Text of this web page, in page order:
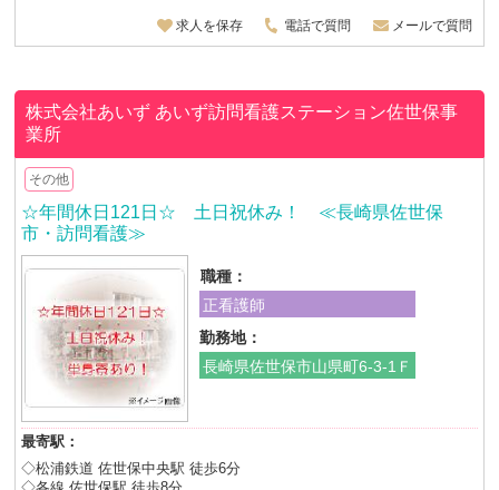
求人を保存 電話で質問 メールで質問
株式会社あいず あいず訪問看護ステーション佐世保事
業所
その他
☆年間休日121日☆ 土日祝休み！ ≪長崎県佐世保
市・訪問看護≫
職種：
正看護師
勤務地：
長崎県佐世保市山県町6-3-1Ｆ
最寄駅：
◇松浦鉄道 佐世保中央駅 徒歩6分